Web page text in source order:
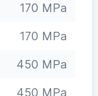
170 MPa
170 MPa
450 MPa
450 MPa